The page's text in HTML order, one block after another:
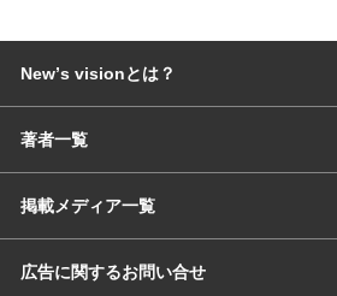
Newʼs visionとは？
著者一覧
掲載メディア一覧
広告に関するお問い合せ